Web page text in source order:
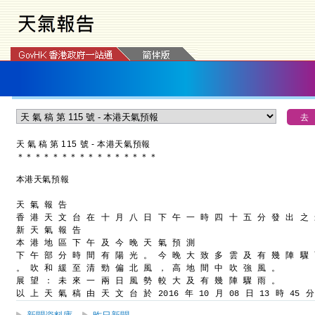
天 氣 稿 第 115 號 - 本港天氣預報
＊ ＊ ＊ ＊ ＊ ＊ ＊ ＊ ＊ ＊ ＊ ＊ ＊ ＊ ＊ ＊
本港天氣預報
天 氣 報 告
香 港 天 文 台 在 十 月 八 日 下 午 一 時 四 十 五 分 發 出 之
新 天 氣 報 告
本 港 地 區 下 午 及 今 晚 天 氣 預 測
下 午 部 分 時 間 有 陽 光 。 今 晚 大 致 多 雲 及 有 幾 陣 驟
。 吹 和 緩 至 清 勁 偏 北 風 ， 高 地 間 中 吹 強 風 。
展 望 ： 未 來 一 兩 日 風 勢 較 大 及 有 幾 陣 驟 雨 。
以 上 天 氣 稿 由 天 文 台 於 2016 年 10 月 08 日 13 時 45